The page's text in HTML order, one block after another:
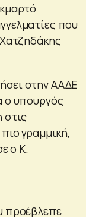
που
στην ΑΑΔΕ
ο υπουργός
στις
γραμμική,
ο Κ.
προέβλεπε